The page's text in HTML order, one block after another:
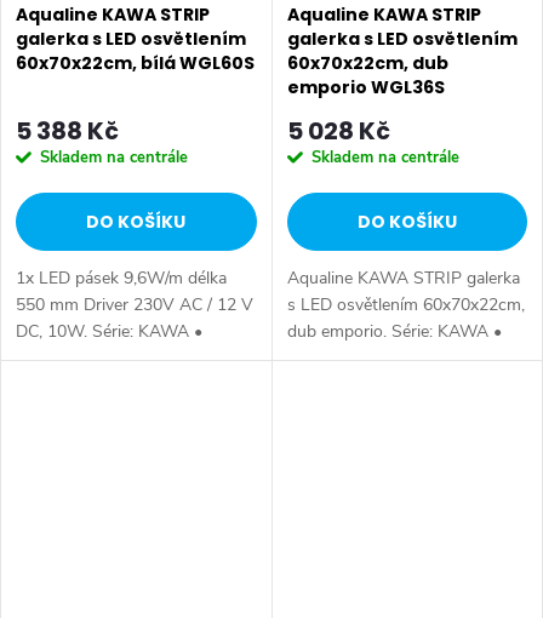
Aqualine KAWA STRIP
galerka s LED osvětlením
60x70x22cm, bílá WGL60S
5 388 Kč
Skladem na centrále
DO KOŠÍKU
1x LED pásek 9,6W/m délka
550 mm Driver 230V AC / 12 V
DC, 10W. Série: KAWA •
Rozměr: 60x70,4x21,6 cm •
Aqualine KAWA STRIP
galerka s LED osvětlením
60x70x22cm, dub
emporio WGL36S
5 028 Kč
Skladem na centrále
DO KOŠÍKU
Aqualine KAWA STRIP galerka
s LED osvětlením 60x70x22cm,
dub emporio. Série: KAWA •
Rozměr: 60x70,4x21,6 cm •